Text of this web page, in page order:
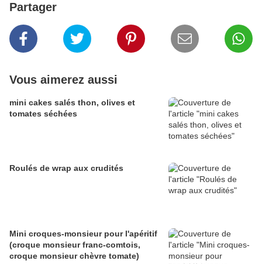
Partager
Vous aimerez aussi
mini cakes salés thon, olives et
tomates séchées
Roulés de wrap aux crudités
Mini croques-monsieur pour l'apéritif
(croque monsieur franc-comtois,
croque monsieur chèvre tomate)